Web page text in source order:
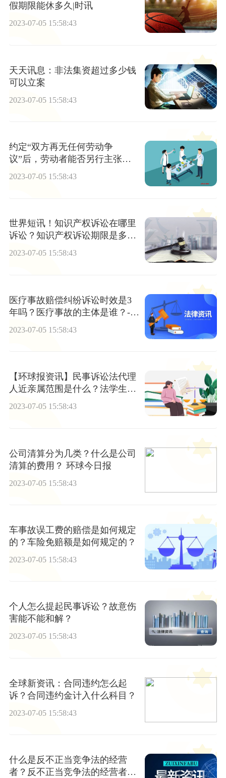
假期限能休多久|时讯
2023-07-05 15:58:43
天天讯息：非法集资超过多少钱
可以立案
2023-07-05 15:58:43
约定“双方再无任何劳动争
议”后，劳动者能否另行主张权
利？_当前观点
2023-07-05 15:58:43
世界短讯！知识产权诉讼在哪里
诉讼？知识产权诉讼期限是多长
时间？
2023-07-05 15:58:43
医疗事故赔偿纠纷诉讼时效是3
年吗？医疗事故的主体是谁？-环
2023-07-05 15:58:43
【环球报资讯】民事诉讼法代理
人近亲属范围是什么？法学生可
以打官司吗？
2023-07-05 15:58:43
公司清算分为几类？什么是公司
清算的费用？ 环球今日报
2023-07-05 15:58:43
车事故误工费的赔偿是如何规定
的？车险免赔额是如何规定的？
2023-07-05 15:58:43
个人怎么提起民事诉讼？故意伤
害能不能和解？
2023-07-05 15:58:43
全球新资讯：合同违约怎么起
诉？合同违约金计入什么科目？
2023-07-05 15:58:43
什么是反不正当竞争法的经营
者？反不正当竞争法的经营者有